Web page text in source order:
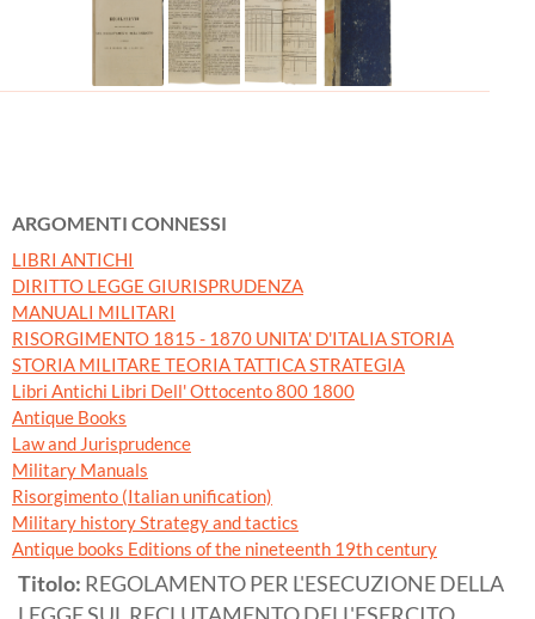
ARGOMENTI CONNESSI
LIBRI ANTICHI
DIRITTO LEGGE GIURISPRUDENZA
MANUALI MILITARI
RISORGIMENTO 1815 - 1870 UNITA' D'ITALIA STORIA
STORIA MILITARE TEORIA TATTICA STRATEGIA
Libri Antichi Libri Dell' Ottocento 800 1800
Antique Books
Law and Jurisprudence
Military Manuals
Risorgimento (Italian unification)
Military history Strategy and tactics
Antique books Editions of the nineteenth 19th century
Titolo: REGOLAMENTO PER L'ESECUZIONE DELLA